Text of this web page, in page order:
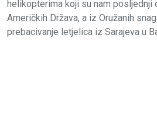
helikopterima koji su nam posljednji
Američkih Država, a iz Oružanih
prebacivanje letjelica iz Sarajeva u